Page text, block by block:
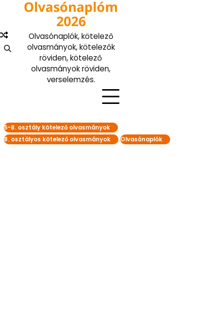
content
Olvasónaplóm
2026
Olvasónaplók, kötelező
olvasmányok, kötelezők
röviden, kötelező
olvasmányok röviden,
verselemzés.
5-8. osztály kötelező olvasmányok
8. osztályos kötelező olvasmányok
Olvasónaplók